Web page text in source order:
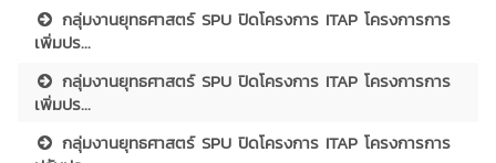
กลุ่มงานยุทธศาสตร์ SPU ปิดโครงการ ITAP โครงการการ
เพิ่มปร...
กลุ่มงานยุทธศาสตร์ SPU ปิดโครงการ ITAP โครงการการ
เพิ่มปร...
กลุ่มงานยุทธศาสตร์ SPU ปิดโครงการ ITAP โครงการการ